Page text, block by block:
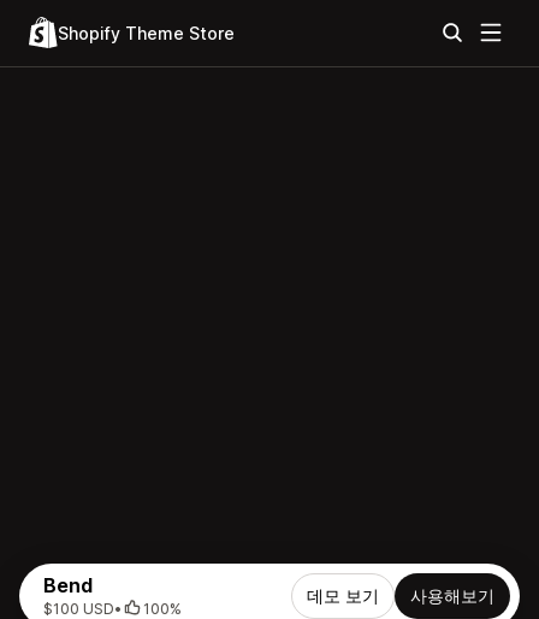
Shopify Theme Store
Bend
$100 USD• 100%
데모 보기 사용해보기